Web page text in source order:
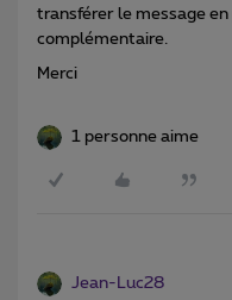
transférer le message
complémentaire.
Merci
1 personne aime
Jean-Luc28